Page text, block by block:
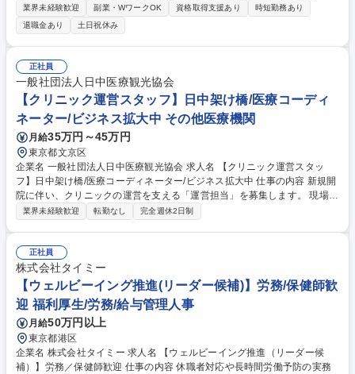
ジメント ・品質維持 ・実務上における病院との交渉（予算や契約交渉は
除く） ◎滅菌業務においての、責任者としての業務となります。 ・当社
では、各病院の施設の特徴や手術室の運用に応じ、最適なオペレーション
を構築しています。 ・手術件数が多く緊急手術が頻繁な急性期病院では、
手術の予定や器材の在庫を常に把握して看護師と密に連携。作業工程の優
先順位付けや、コントロールを行います。 ◎増員のための募集です。 ※
変更範囲：当社の定める範囲 募集職種 ◆【滅菌業務現場統括責任者】裁
量権を持って業務に取り組むことができます。
業界未経験歓迎 副業・WワークOK 資格取得支援あり
時短勤務あり
退職金あり
土日祝休み
正社員
一般社団法人日中医療観光協会
【クリニック運営スタッフ】日中架け橋/医療コーディ
ネーター/ビジネス拡大中 その他医療機関
月給35万円～45万円
東京都文京区
企業名 一般社団法人日中医療観光協会 求人名 【クリニック運営スタッ
フ】日中架け橋/医療コーディネーター/ビジネス拡大中 仕事の内容 新規開
院に伴い、クリニックの運営を支える「運営担当」を募集します。 現場と
経営をつなぐポジションとして、幅広い業務に柔軟に対応いただける方を
な業務】・事務長のサポート業務全般 ・クリニックの日常運営管理・スタ
ッフのシフト管理・勤怠確認 ・外部業者との連絡・調整 ・その他、クリ
ニック運営に関わる業務全般 募集職種 【クリニック運営スタッフ】日中
架け橋/医療コーディネーター/ビジネス拡大中
業界未経験歓迎 転勤なし 完全週休2日制
正社員
株式会社タイミー
【ウェルビーイング推進(リーダー候補)】労務/保健師歓
迎 福利厚生/労務/給与管理人事
月給50万円以上
東京都港区
企業名 株式会社タイミー 求人名 【ウェルビーイング推進（リーダー候
補）】労務／保健師歓迎 仕事の内容 休職者対応や長時間労働予防の実務